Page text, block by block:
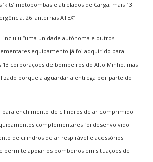
motobombas e atrelados de Carga, mais 13
26 lanternas ATEX”.
“uma unidade autónoma e outros
equipamento já foi adquirido para
13 corporações de bombeiros do Alto Minho, mas
porque a aguardar a entrega por parte do
para enchimento de cilindros de ar comprimido
complementares foi desenvolvido
de cilindros de ar respirável e acessórios
permite apoiar os bombeiros em situações de